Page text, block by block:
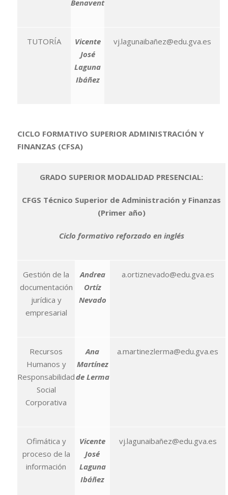
Benavent
TUTORÍA
Vicente
José
Laguna
Ibáñez
vj.lagunaibañez@edu.gva.es
CICLO FORMATIVO SUPERIOR ADMINISTRACIÓN Y
FINANZAS (CFSA)
GRADO SUPERIOR MODALIDAD PRESENCIAL:
CFGS Técnico Superior de Administración y Finanzas
(Primer año)
Ciclo formativo reforzado en inglés
Gestión de la
documentación
jurídica y
empresarial
Andrea
Ortíz
Nevado
a.ortiznevado@edu.gva.es
Recursos
Humanos y
Responsabilidad
Social
Corporativa
Ana
Martínez
de Lerma
a.martinezlerma@edu.gva.es
Ofimática y
proceso de la
información
Vicente
José
Laguna
Ibáñez
vj.lagunaibañez@edu.gva.es